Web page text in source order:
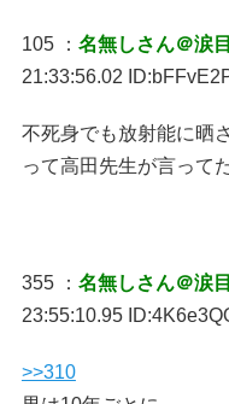
105 ： 名無しさん＠涙
21:33:56.02
不死身でも放射能に晒
って高田先生が言って
355 ： 名無しさん＠涙
23:55:10.95
>>310